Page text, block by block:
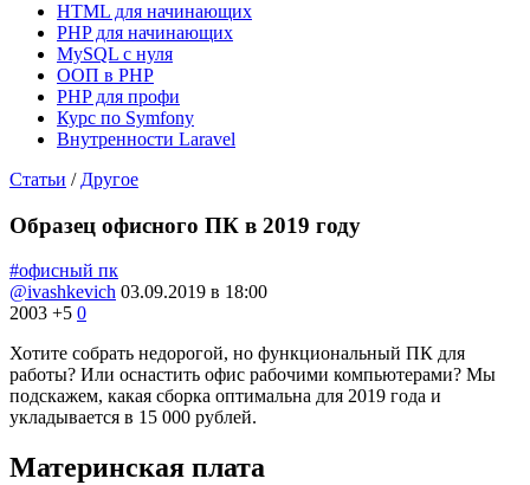
HTML для начинающих
PHP для начинающих
MySQL с нуля
ООП в PHP
PHP для профи
Курс по Symfony
Внутренности Laravel
Статьи / Другое
Образец офисного ПК в 2019 году
#офисный пк
@ivashkevich 03.09.2019 в 18:00
2003 +5 0
Хотите собрать недорогой, но функциональный ПК для
работы? Или оснастить офис рабочими компьютерами? Мы
подскажем, какая сборка оптимальна для 2019 года и
укладывается в 15 000 рублей.
Материнская плата